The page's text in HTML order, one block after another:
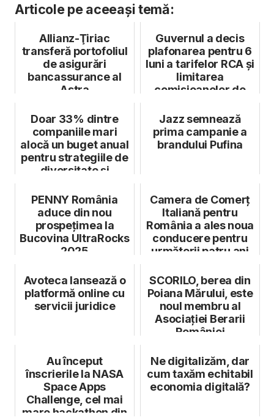
Articole pe aceeași temă:
Allianz-Ţiriac
transferă portofoliul
de asigurări
bancassurance al
Astra
Guvernul a decis
plafonarea pentru 6
luni a tarifelor RCA și
limitarea
comisioanelor de
Doar 33% dintre
companiile mari
alocă un buget anual
pentru strategiile de
diversitate și
Jazz semnează
prima campanie a
brandului Pufina
PENNY România
aduce din nou
prospețimea la
Bucovina UltraRocks
2025
Camera de Comerț
Italiană pentru
România a ales noua
conducere pentru
următorii patru ani
Avoteca lansează o
platformă online cu
servicii juridice
SCORILO, berea din
Poiana Mărului, este
noul membru al
Asociației Berarii
României
Au început
înscrierile la NASA
Space Apps
Challenge, cel mai
mare hackathon din
Ne digitalizăm, dar
cum taxăm echitabil
economia digitală?